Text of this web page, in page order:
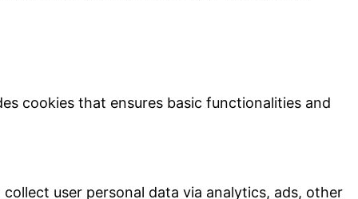
cookies that ensures basic functionalities and
user personal data via analytics, ads, other